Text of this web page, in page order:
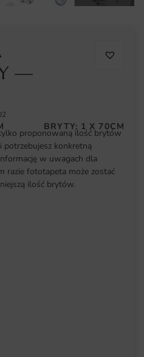
—
BRYTY: 1 X 70CM
proponowaną ilość brytów
potrzebujesz konkretną
w uwagach dla
razie fototapeta może zostać
ilość brytów.